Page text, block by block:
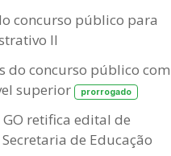
concurso público para
II
do concurso público com
superior
prorrogado
retifica edital de
de Educação